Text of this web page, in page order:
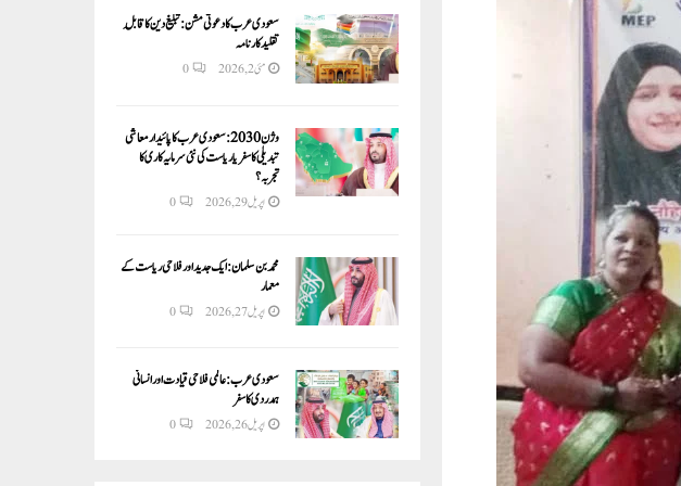
سعودی عرب کا دعوتی مشن: تبلیغ دین کا قابلِ
تقلید کارنامہ
مئی 2, 2026 0
وژن 2030:سعودی عرب کا پائیدار معاشی
تبدیلی کا سفر یا ریاست کی نئی سرمایہ کاری کا
تجربہ؟
اپریل 29, 2026 0
محمد بن سلمان: ایک جدید اور فلاحی ریاست کے
معمار
اپریل 27, 2026 0
سعودی عرب: عالمی فلاحی قیادت اور انسانی
ہمدردی کا سفر
اپریل 26, 2026 0